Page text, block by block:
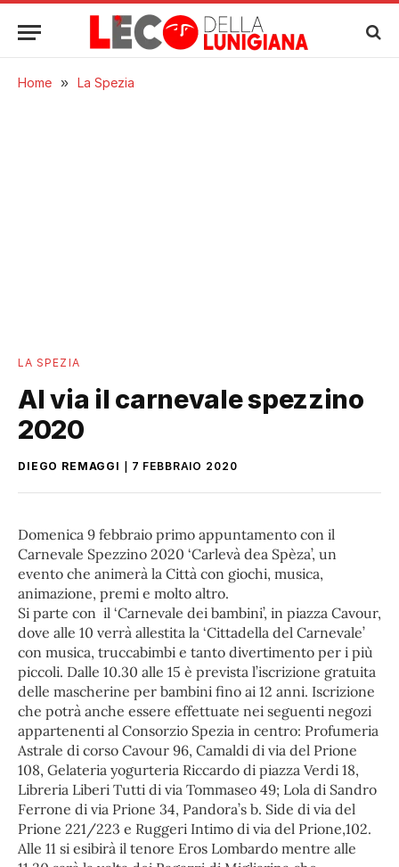
Home » La Spezia
LA SPEZIA
Al via il carnevale spezzino
2020
DIEGO REMAGGI 7 FEBBRAIO 2020
Domenica 9 febbraio primo appuntamento con il
Carnevale Spezzino 2020 ‘Carlevà dea Spèza’, un
evento che animerà la Città con giochi, musica,
animazione, premi e molto altro.
Si parte con il ‘Carnevale dei bambini’, in piazza Cavour,
dove alle 10 verrà allestita la ‘Cittadella del Carnevale’
con musica, truccabimbi e tanto divertimento per i più
piccoli. Dalle 10.30 alle 15 è prevista l’iscrizione gratuita
delle mascherine per bambini fino ai 12 anni. Iscrizione
che potrà anche essere effettuate nei seguenti negozi
appartenenti al Consorzio Spezia in centro: Profumeria
Astrale di corso Cavour 96, Camaldi di via del Prione
108, Gelateria yogurteria Riccardo di piazza Verdi 18,
Libreria Liberi Tutti di via Tommaseo 49; Lola di Sandro
Ferrone di via Prione 34, Pandora’s b. Side di via del
Prione 221/223 e Ruggeri Intimo di via del Prione,102.
Alle 11 si esibirà il tenore Eros Lombardo mentre alle